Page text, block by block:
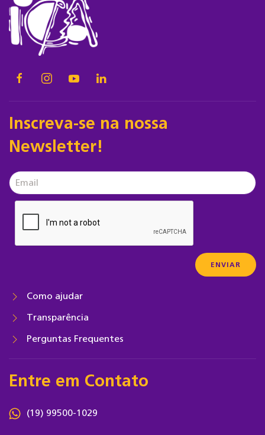
Inscreva-se na nossa
Newsletter!
Como ajudar
Transparência
Perguntas Frequentes
Entre em Contato
(19) 99500-1029